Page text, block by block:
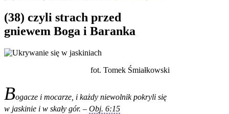
(38) czyli strach przed
gniewem Boga i Baranka
fot. Tomek Śmiałkowski
Bogacze i mocarze, i każdy niewolnik pokryli się
w jaskinie i w skały gór. – Obj. 6:15